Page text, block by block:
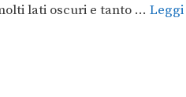
lati oscuri e tanto … Leggi